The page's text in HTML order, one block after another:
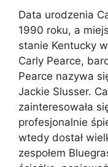
Data urodzenia
1990 roku, a
stanie Kentucky
Carly Pearce,
Pearce nazywa
Jackie Slusser.
zainteresowała
profesjonalnie
wtedy dostał
zespołem